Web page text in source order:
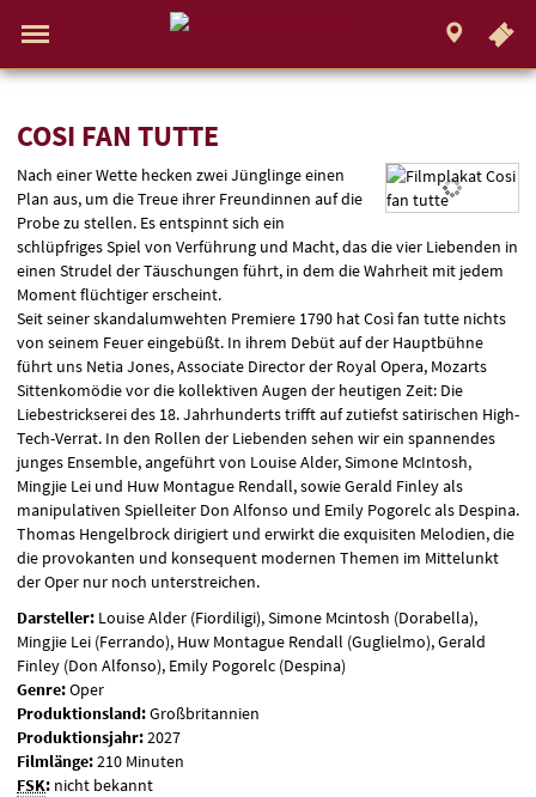
Springe
zum
,zum
.Navigation
Service
umschalten
Gehe
zur
Standortauswahl
Aktueller
Standort:
Weitere
Hinweis
COSI
FAN
TUTTE
COSI FAN TUTTE
Nach einer Wette hecken zwei Jünglinge einen
Plan aus, um die Treue ihrer Freundinnen auf die
Probe zu stellen. Es entspinnt sich ein
schlüpfriges Spiel von Verführung und Macht, das die vier Liebenden in
einen Strudel der Täuschungen führt, in dem die Wahrheit mit jedem
Moment flüchtiger erscheint.
Seit seiner skandalumwehten Premiere 1790 hat Così fan tutte nichts
von seinem Feuer eingebüßt. In ihrem Debüt auf der Hauptbühne
führt uns Netia Jones, Associate Director der Royal Opera, Mozarts
Sittenkomödie vor die kollektiven Augen der heutigen Zeit: Die
Liebestrickserei des 18. Jahrhunderts trifft auf zutiefst satirischen High-
Tech-Verrat. In den Rollen der Liebenden sehen wir ein spannendes
junges Ensemble, angeführt von Louise Alder, Simone McIntosh,
Mingjie Lei und Huw Montague Rendall, sowie Gerald Finley als
manipulativen Spielleiter Don Alfonso und Emily Pogorelc als Despina.
Thomas Hengelbrock dirigiert und erwirkt die exquisiten Melodien, die
die provokanten und konsequent modernen Themen im Mittelunkt
der Oper nur noch unterstreichen.
Darsteller: Louise Alder (Fiordiligi), Simone Mcintosh (Dorabella),
Mingjie Lei (Ferrando), Huw Montague Rendall (Guglielmo), Gerald
Finley (Don Alfonso), Emily Pogorelc (Despina)
Genre:Oper
Produktionsland:Großbritannien
Produktionsjahr:2027
Filmlänge:210 Minuten
FSK: nicht bekannt